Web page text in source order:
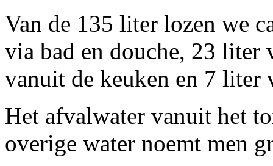
Van de 135 liter lozen we
via bad en douche, 23 liter
vanuit de keuken en 7 liter
Het afvalwater vanuit het
overige water noemt men